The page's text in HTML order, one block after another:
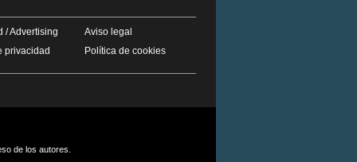
/ Advertising
privacidad
Aviso legal
Política de cookies
de los autores.